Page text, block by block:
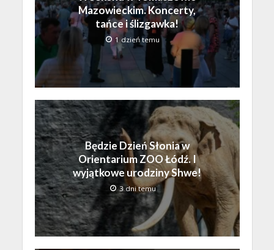
Mazowieckim. Koncerty,
tańce i ślizgawka!
1 dzień temu
Będzie Dzień Słonia w
Orientarium ZOO Łódź. I
wyjątkowe urodziny Shwe!
3 dni temu